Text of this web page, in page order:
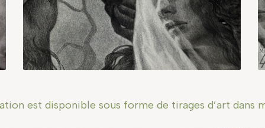
bd
est disponible sous forme de tirages d’art dans